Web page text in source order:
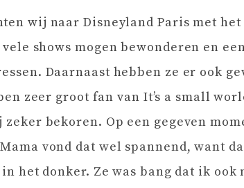
wij naar Disneyland Paris met
shows mogen bewonderen en
Daarnaast hebben ze er ook
zeer groot fan van It’s a small
bekoren. Op een gegeven
vond dat wel spannend, want
het donker. Ze was bang dat ik